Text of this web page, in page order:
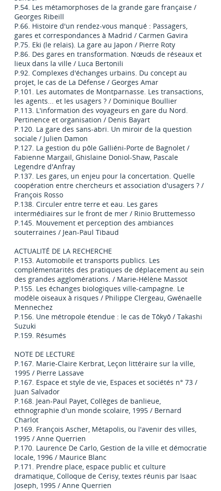
P.54. Les métamorphoses de la grande gare française /
Georges Ribeill
P.66. Histoire d'un rendez-vous manqué : Passagers,
gares et correspondances à Madrid / Carmen Gavira
P.75. Eki (le relais). La gare au Japon / Pierre Roty
P.86. Des gares en transformation. Nœuds de réseaux et
lieux dans la ville / Luca Bertonili
P.92. Complexes d'échanges urbains. Du concept au
projet, le cas de La Défense / Georges Amar
P.101. Les automates de Montparnasse. Les transactions,
les agents... et les usagers ? / Dominique Boullier
P.113. L'information des voyageurs en gare du Nord.
Pertinence et organisation / Denis Bayart
P.120. La gare des sans-abri. Un miroir de la question
sociale / Julien Damon
P.127. La gestion du pôle Galliéni-Porte de Bagnolet /
Fabienne Margail, Ghislaine Doniol-Shaw, Pascale
Legendre d'Anfray
P.137. Les gares, un enjeu pour la concertation. Quelle
coopération entre chercheurs et association d'usagers ? /
François Rosso
P.138. Circuler entre terre et eau. Les gares
intermédiaires sur le front de mer / Rinio Bruttemesso
P.145. Mouvement et perception des ambiances
souterraines / Jean-Paul Tibaud
ACTUALITÉ DE LA RECHERCHE
P.153. Automobile et transports publics. Les
complémentarités des pratiques de déplacement au sein
des grandes agglomérations. / Marie-Hélène Massot
P.155. Les échanges biologiques ville-campagne. Le
modèle oiseaux à risques / Philippe Clergeau, Gwénaelle
Mennechez
P.156. Une métropole étendue : le cas de Tôkyô / Takashi
Suzuki
P.159. Résumés
NOTE DE LECTURE
P.167. Marie-Claire Kerbrat, Leçon littéraire sur la ville,
1995 / Pierre Lassave
P.167. Espace et style de vie, Espaces et sociétés n° 73 /
Juan Salvador
P.168. Jean-Paul Payet, Collèges de banlieue,
ethnographie d'un monde scolaire, 1995 / Bernard
Charlot
P.169. François Ascher, Métapolis, ou l'avenir des villes,
1995 / Anne Querrien
P.170. Laurence De Carlo, Gestion de la ville et démocratie
locale, 1996 / Maurice Blanc
P.171. Prendre place, espace public et culture
dramatique, Colloque de Cerisy, textes réunis par Isaac
Joseph, 1995 / Anne Querrien